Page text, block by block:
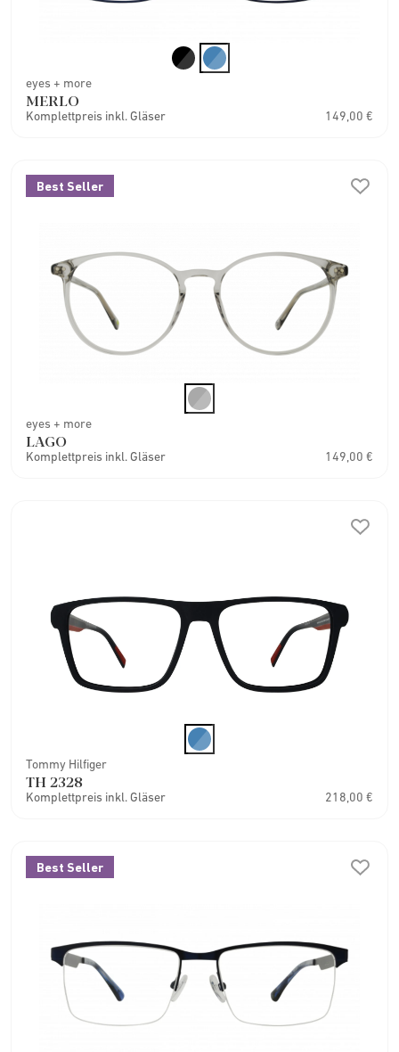
eyes + more
MERLO
Komplettpreis inkl. Gläser 149,00 €
Best Seller
eyes + more
LAGO
Komplettpreis inkl. Gläser 149,00 €
Tommy Hilfiger
TH 2328
Komplettpreis inkl. Gläser 218,00 €
Best Seller